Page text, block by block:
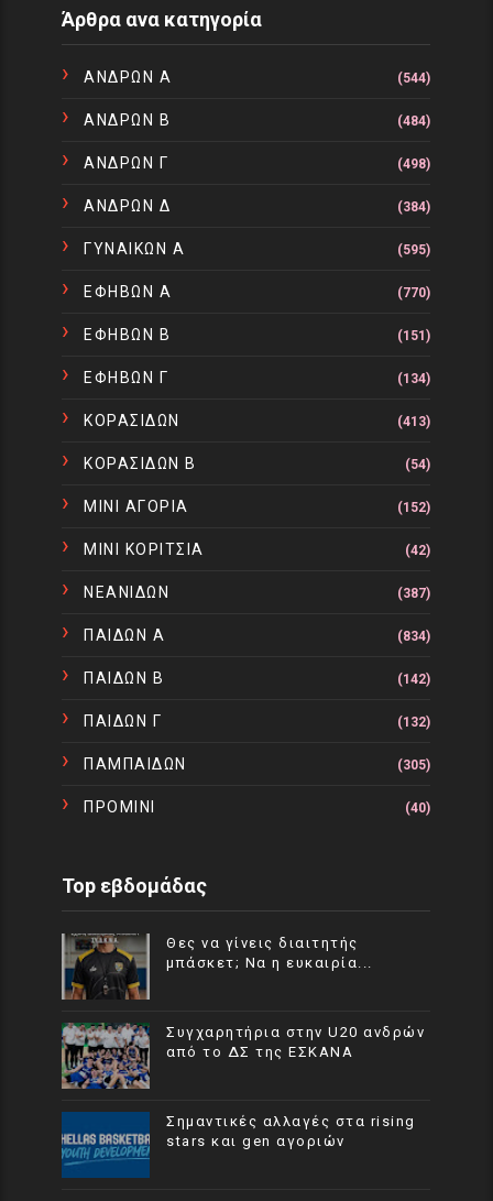
Άρθρα ανα κατηγορία
ΑΝΔΡΩΝ Α (544)
ΑΝΔΡΩΝ Β (484)
ΑΝΔΡΩΝ Γ (498)
ΑΝΔΡΩΝ Δ (384)
ΓΥΝΑΙΚΩΝ Α (595)
ΕΦΗΒΩΝ Α (770)
ΕΦΗΒΩΝ Β (151)
ΕΦΗΒΩΝ Γ (134)
ΚΟΡΑΣΙΔΩΝ (413)
ΚΟΡΑΣΙΔΩΝ Β (54)
ΜΙΝΙ ΑΓΟΡΙΑ (152)
ΜΙΝΙ ΚΟΡΙΤΣΙΑ (42)
ΝΕΑΝΙΔΩΝ (387)
ΠΑΙΔΩΝ Α (834)
ΠΑΙΔΩΝ Β (142)
ΠΑΙΔΩΝ Γ (132)
ΠΑΜΠΑΙΔΩΝ (305)
ΠΡΟΜΙΝΙ (40)
Top εβδομάδας
Θες να γίνεις διαιτητής
μπάσκετ; Να η ευκαιρία...
Συγχαρητήρια στην U20 ανδρών
από το ΔΣ της ΕΣΚΑΝΑ
Σημαντικές αλλαγές στα rising
stars και gen αγοριών